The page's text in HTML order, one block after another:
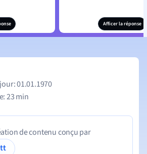
Afficer la réponse
01.01.1970
23 min
de contenu conçu par